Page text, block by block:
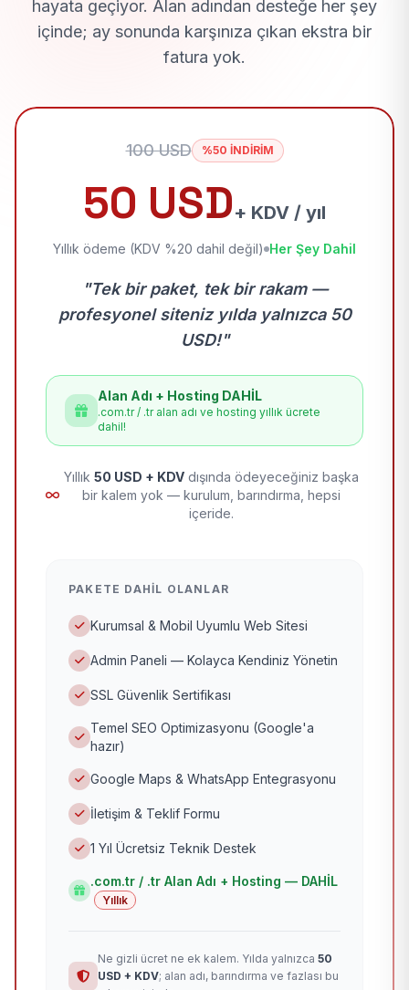
hayata geçiyor. Alan adından desteğe her şey
içinde; ay sonunda karşınıza çıkan ekstra bir
fatura yok.
100 USD %50 İNDİRİM
50 USD+ KDV / yıl
Yıllık ödeme (KDV %20 dahil değil) Her Şey Dahil
"Tek bir paket, tek bir rakam —
profesyonel siteniz yılda yalnızca 50
USD!"
Alan Adı + Hosting DAHİL
.com.tr / .tr alan adı ve hosting yıllık ücrete
dahil!
Yıllık 50 USD + KDV dışında ödeyeceğiniz başka
bir kalem yok — kurulum, barındırma, hepsi
içeride.
PAKETE DAHIL OLANLAR
Kurumsal & Mobil Uyumlu Web Sitesi
Admin Paneli — Kolayca Kendiniz Yönetin
SSL Güvenlik Sertifikası
Temel SEO Optimizasyonu (Google'a
hazır)
Google Maps & WhatsApp Entegrasyonu
İletişim & Teklif Formu
1 Yıl Ücretsiz Teknik Destek
.com.tr / .tr Alan Adı + Hosting — DAHİL
Yıllık
Ne gizli ücret ne ek kalem. Yılda yalnızca 50
USD + KDV; alan adı, barındırma ve fazlası bu